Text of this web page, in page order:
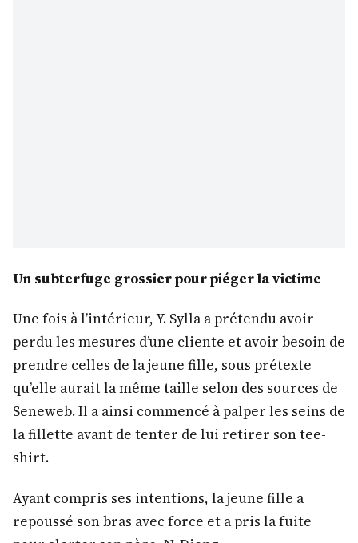
Un subterfuge grossier pour piéger la victime
Une fois à l’intérieur, Y. Sylla a prétendu avoir
perdu les mesures d’une cliente et avoir besoin de
prendre celles de la jeune fille, sous prétexte
qu’elle aurait la même taille selon des sources de
Seneweb. Il a ainsi commencé à palper les seins de
la fillette avant de tenter de lui retirer son tee-
shirt.
Ayant compris ses intentions, la jeune fille a
repoussé son bras avec force et a pris la fuite